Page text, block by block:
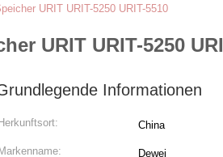
URIT URIT-5250 URIT-5510
URIT URIT-5250
Informationen
Herkunftsort: China
Markenname: Dewei